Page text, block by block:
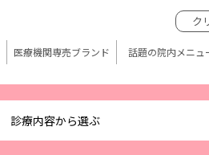
診療内容から選ぶ
ク
医療機関専売ブランド 話題の院内メニュ